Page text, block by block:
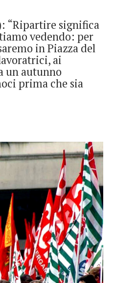
“Ripartire significa
vedendo: per
in Piazza del
ai
un autunno
prima che sia